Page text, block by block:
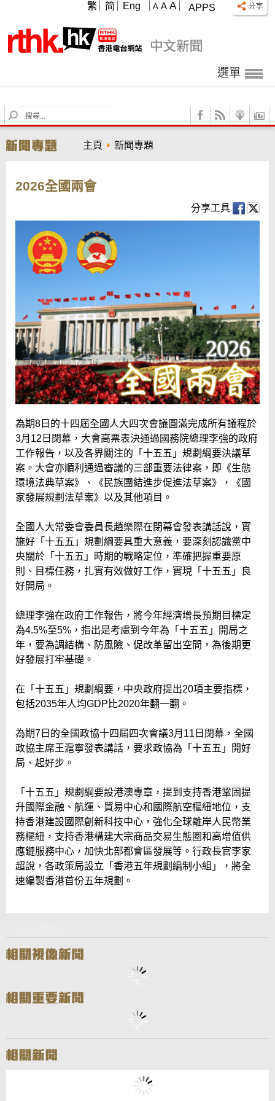
APPS
A A A
繁 简 Eng
選單
S
e
r
主頁 新聞專題
2026全國兩會
分享工具
為期8日的十四屆全國人大四次會議圓滿完成所有議程於
3月12日閉幕，大會高票表決通過國務院總理李強的政府
工作報告，以及各界關注的「十五五」規劃綱要決議草
案。大會亦順利通過審議的三部重要法律案，即《生態
環境法典草案》、《民族團結進步促進法草案》，《國
家發展規劃法草案》以及其他項目。
全國人大常委會委員長趙樂際在閉幕會發表講話說，實
施好「十五五」規劃綱要具重大意義，要深刻認識黨中
央關於「十五五」時期的戰略定位，準確把握重要原
則、目標任務，扎實有效做好工作，實現「十五五」良
好開局。
總理李強在政府工作報告，將今年經濟增長預期目標定
為4.5%至5%，指出是考慮到今年為「十五五」開局之
年，要為調結構、防風險、促改革留出空間，為後期更
好發展打牢基礎。
在「十五五」規劃綱要，中央政府提出20項主要指標，
包括2035年人均GDP比2020年翻一翻。
為期7日的全國政協十四屆四次會議3月11日閉幕，全國
政協主席王滬寧發表講話，要求政協為「十五五」開好
局、起好步。
「十五五」規劃綱要設港澳專章，提到支持香港鞏固提
升國際金融、航運、貿易中心和國際航空樞紐地位，支
持香港建設國際創新科技中心，強化全球離岸人民幣業
務樞紐，支持香港構建大宗商品交易生態圈和高增值供
應鏈服務中心，加快北部都會區發展等。行政長官李家
超說，各政策局設立「香港五年規劃編制小組」，將全
速編製香港首份五年規劃。